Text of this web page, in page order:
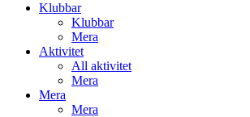
Klubbar
Klubbar
Mera
Aktivitet
All aktivitet
Mera
Mera
Mera